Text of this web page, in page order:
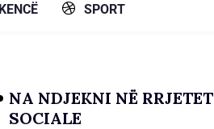
SPORT
NA NDJEKNI NË RRJETET
SOCIALE